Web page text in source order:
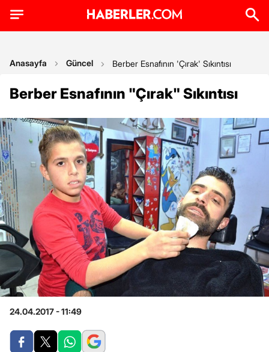
Anasayfa Güncel Berber Esnafının 'Çırak' Sıkıntısı
Berber Esnafının "Çırak" Sıkıntısı
24.04.2017 - 11:49